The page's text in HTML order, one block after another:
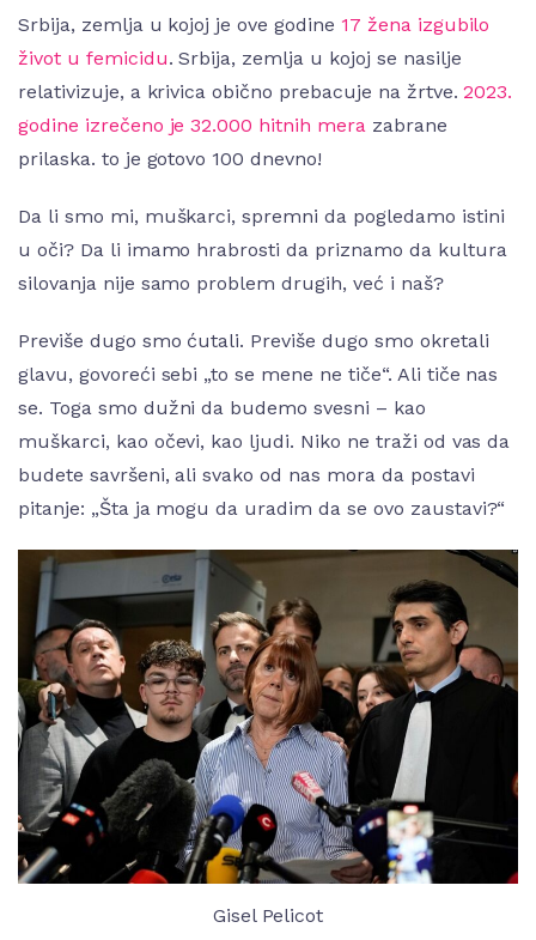
Srbija, zemlja u kojoj je ove godine 17 žena izgubilo
život u femicidu. Srbija, zemlja u kojoj se nasilje
relativizuje, a krivica obično prebacuje na žrtve.2023.
godine izrečeno je 32.000 hitnih merazabrane
prilaska. to je gotovo 100 dnevno!
Da li smo mi, muškarci, spremni da pogledamo istini
u oči? Da li imamo hrabrosti da priznamo da kultura
silovanja nije samo problem drugih, već i naš?
Previše dugo smo ćutali. Previše dugo smo okretali
glavu, govoreći sebi „to se mene ne tiče“. Ali tiče nas
se. Toga smo dužni da budemo svesni – kao
muškarci, kao očevi, kao ljudi. Niko ne traži od vas da
budete savršeni, ali svako od nas mora da postavi
pitanje: „Šta ja mogu da uradim da se ovo zaustavi?“
Gisel Pelicot